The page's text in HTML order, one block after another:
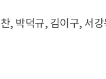
, 박덕규, 김이구, 서강